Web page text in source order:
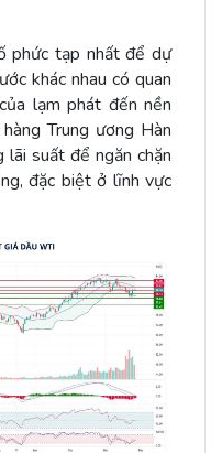
phức tạp nhất để dự
khác nhau có quan
lạm phát đến nền
Trung ương Hàn
suất để ngăn chặn
đặc biệt ở lĩnh vực